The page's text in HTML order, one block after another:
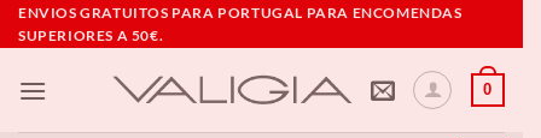
Skip
to
ENVIOS GRATUITOS PARA PORTUGAL PARA ENCOMENDAS
SUPERIORES A 50€.
0